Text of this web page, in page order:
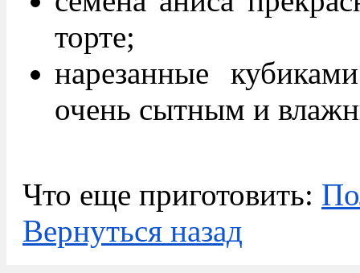
торте;
нарезанные
очень сытным и
Что еще приготовить:
Вернуться назад